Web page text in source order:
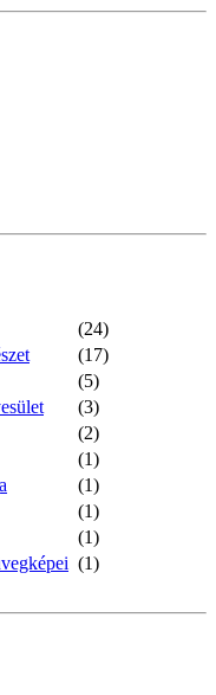
(24)
(17)
(5)
(3)
(2)
(1)
(1)
(1)
(1)
(1)